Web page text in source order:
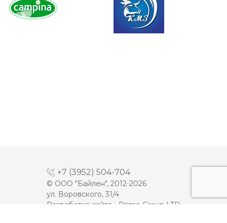
+7 (3952) 504-704
© ООО "Байлен", 2012-2026
ул. Воровского, 31/4
Разработка сайта -
Prime Group LTD